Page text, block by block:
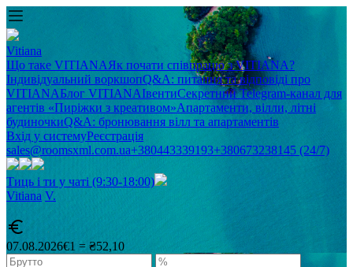
Vitiana
Що таке VITIANAЯк почати співпрацю з VITIANA?
Індивідуальний воркшопQ&A: питання та відповіді про
VITIANAБлог VITIANAІвентиСекретний Telegram-канал для
агентів «Пиріжки з креативом»Апартаменти, вілли, літні
будиночкиQ&A: бронювання вілл та апартаментів
Вхід у системуРеєстрація
sales@roomsxml.com.ua+380443339193+380673238145 (24/7)
Тиць і ти у чаті (9:30-18:00)
Vitiana V.
07.08.2026€1 = ₴52,10